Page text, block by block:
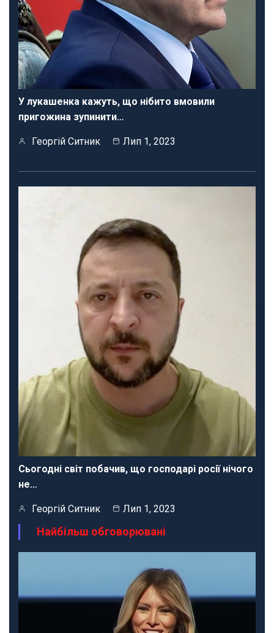
У лукашенка кажуть, що нібито вмовили
пригожина зупинити…
Георгій Ситник Лип 1, 2023
Сьогодні світ побачив, що господарі росії нічого
не…
Георгій Ситник Лип 1, 2023
Найбільш обговорювані